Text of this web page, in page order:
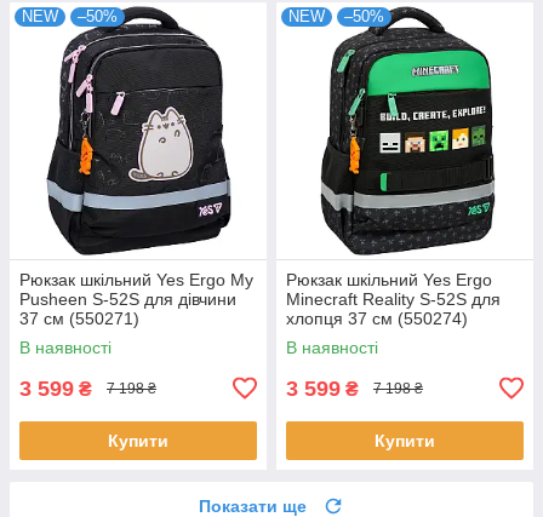
NEW –50%
Рюкзак шкільний Yes Ergo My
Pusheen S-52S для дівчини
37 см (550271)
В наявності
3 599 ₴ 7 198 ₴
Купити
NEW –50%
Рюкзак шкільний Yes Ergo
Minecraft Reality S-52S для
хлопця 37 см (550274)
В наявності
3 599 ₴ 7 198 ₴
Купити
Показати ще